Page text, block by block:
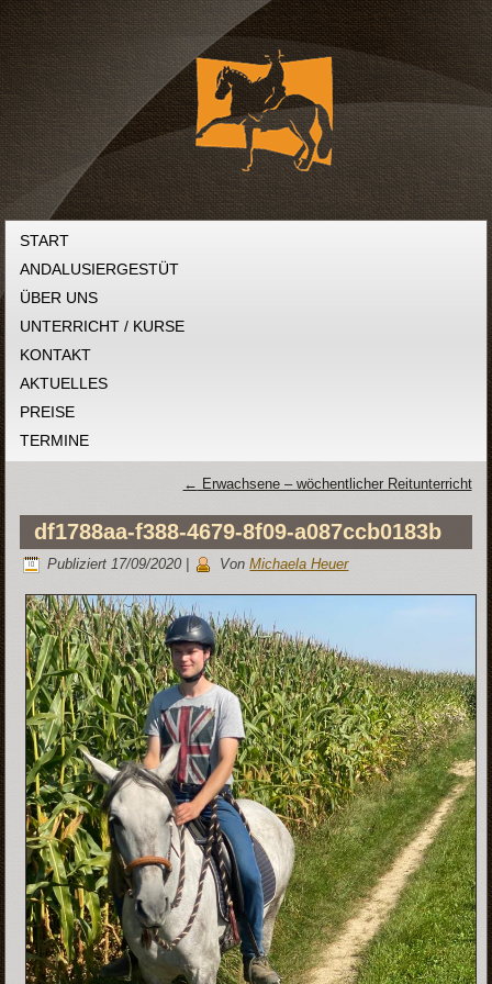
START
ANDALUSIERGESTÜT
ÜBER UNS
UNTERRICHT / KURSE
KONTAKT
AKTUELLES
PREISE
TERMINE
← Erwachsene – wöchentlicher Reitunterricht
df1788aa-f388-4679-8f09-a087ccb0183b
Publiziert 17/09/2020 Von Michaela Heuer